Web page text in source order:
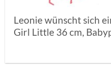
Leonie wünscht sich
Girl Little 36 cm,